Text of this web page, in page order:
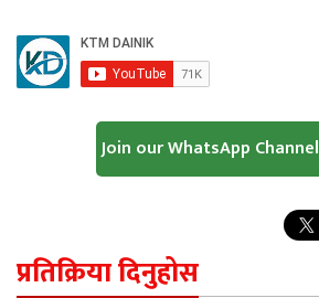
Join our WhatsApp Channel
प्रतिक्रिया दिनुहोस